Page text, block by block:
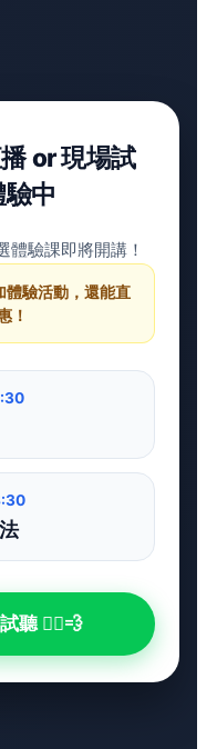
or 現場試
中
體驗課即將開講！
體驗活動，還能直
！
聽 🏃‍♂️💨